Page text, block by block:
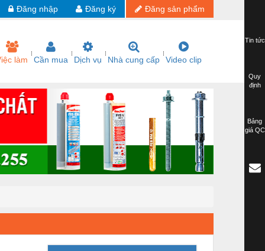
Đăng sản phẩm
Đăng ký
Đăng nhập
làm Cần mua Dịch vụ Nhà cung cấp Video clip
Tin tức
Quy
định
Bảng
giá QC